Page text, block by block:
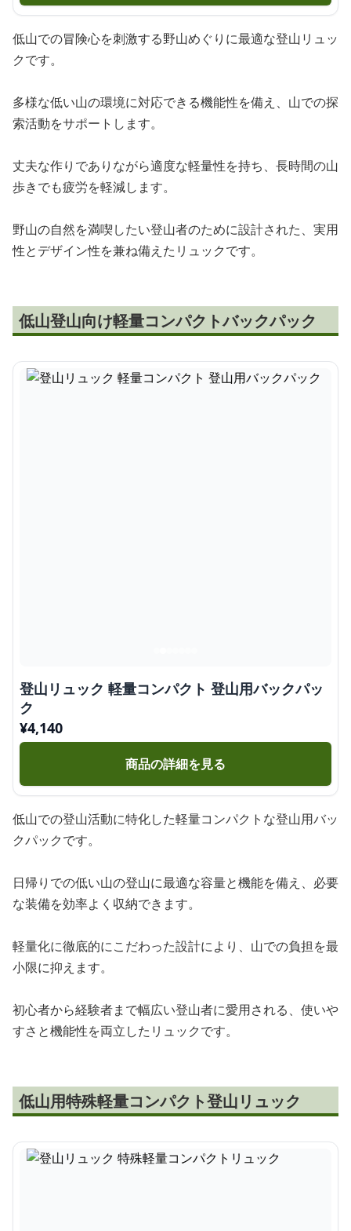
低山での冒険心を刺激する野山めぐりに最適な登山リュッ
クです。
多様な低い山の環境に対応できる機能性を備え、山での探
索活動をサポートします。
丈夫な作りでありながら適度な軽量性を持ち、長時間の山
歩きでも疲労を軽減します。
野山の自然を満喫したい登山者のために設計された、実用
性とデザイン性を兼ね備えたリュックです。
低山登山向け軽量コンパクトバックパック
登山リュック 軽量コンパクト 登山用バックパッ
ク
¥4,140
商品の詳細を見る
低山での登山活動に特化した軽量コンパクトな登山用バッ
クパックです。
日帰りでの低い山の登山に最適な容量と機能を備え、必要
な装備を効率よく収納できます。
軽量化に徹底的にこだわった設計により、山での負担を最
小限に抑えます。
初心者から経験者まで幅広い登山者に愛用される、使いや
すさと機能性を両立したリュックです。
低山用特殊軽量コンパクト登山リュック